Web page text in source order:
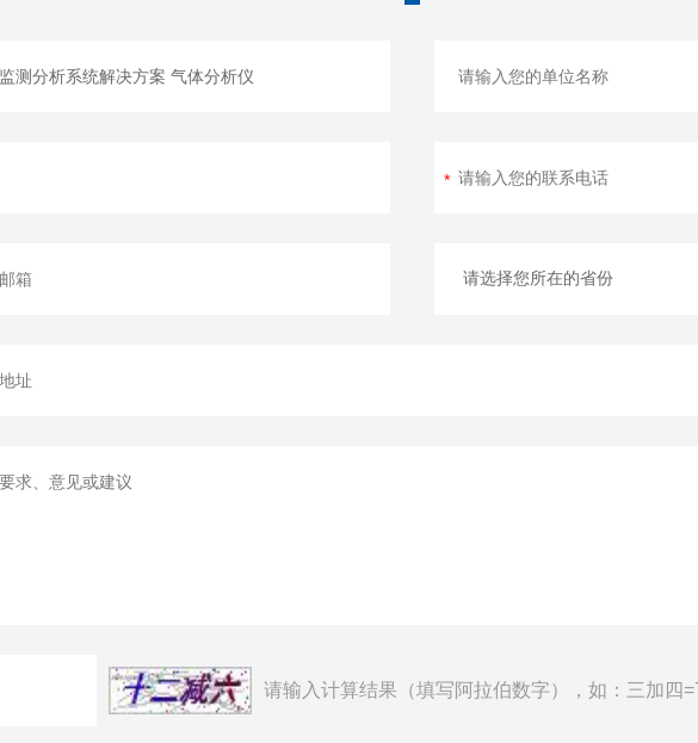
请输入计算结果（填写阿拉伯数字），如：三加四